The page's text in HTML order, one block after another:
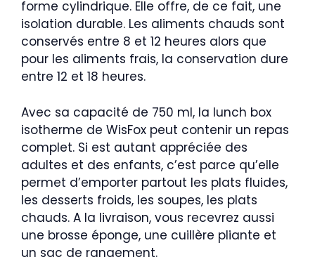
forme cylindrique. Elle offre, de ce fait, une
isolation durable. Les aliments chauds sont
conservés entre 8 et 12 heures alors que
pour les aliments frais, la conservation dure
entre 12 et 18 heures.
Avec sa capacité de 750 ml, la lunch box
isotherme de WisFox peut contenir un repas
complet. Si est autant appréciée des
adultes et des enfants, c’est parce qu’elle
permet d’emporter partout les plats fluides,
les desserts froids, les soupes, les plats
chauds. A la livraison, vous recevrez aussi
une brosse éponge, une cuillère pliante et
un sac de rangement.